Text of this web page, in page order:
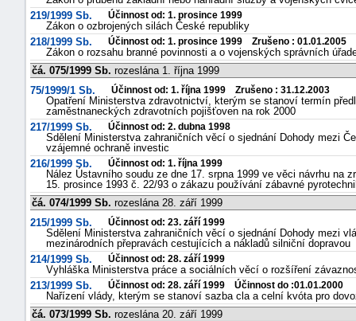
219/1999 Sb.
Účinnost od: 1. prosince 1999
Zákon o ozbrojených silách České republiky
218/1999 Sb.
Účinnost od: 1. prosince 1999 Zrušeno : 01.01.2005
Zákon o rozsahu branné povinnosti a o vojenských správních
čá. 075/1999 Sb. rozeslána 1. října 1999
75/1999/1 Sb.
Účinnost od: 1. října 1999 Zrušeno : 31.12.2003
Opatření Ministerstva zdravotnictví, kterým se stanoví termín
zaměstnaneckých zdravotních pojišťoven na rok 2000
217/1999 Sb.
Účinnost od: 2. dubna 1998
Sdělení Ministerstva zahraničních věcí o sjednání Dohody mezi
vzájemné ochraně investic
216/1999 Sb.
Účinnost od: 1. října 1999
Nález Ústavního soudu ze dne 17. srpna 1999 ve věci návrhu na
15. prosince 1993 č. 22/93 o zákazu používání zábavné
čá. 074/1999 Sb. rozeslána 28. září 1999
215/1999 Sb.
Účinnost od: 23. září 1999
Sdělení Ministerstva zahraničních věcí o sjednání Dohody mezi
mezinárodních přepravách cestujících a nákladů silniční dopravou
214/1999 Sb.
Účinnost od: 28. září 1999
Vyhláška Ministerstva práce a sociálních věcí o rozšíření
213/1999 Sb.
Účinnost od: 28. září 1999 Účinnost do :01.01.2000
Nařízení vlády, kterým se stanoví sazba cla a celní kvóta pro
čá. 073/1999 Sb. rozeslána 20. září 1999